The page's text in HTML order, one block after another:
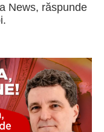
News, răspunde